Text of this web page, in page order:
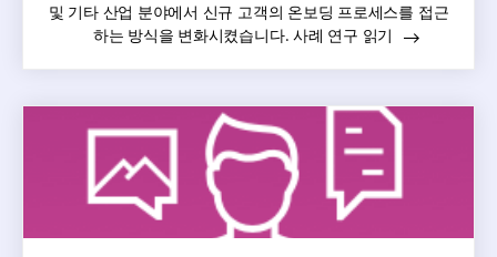
및 기타 산업 분야에서 신규 고객의 온보딩 프로세스를 접근
하는 방식을 변화시켰습니다. 사례 연구 읽기